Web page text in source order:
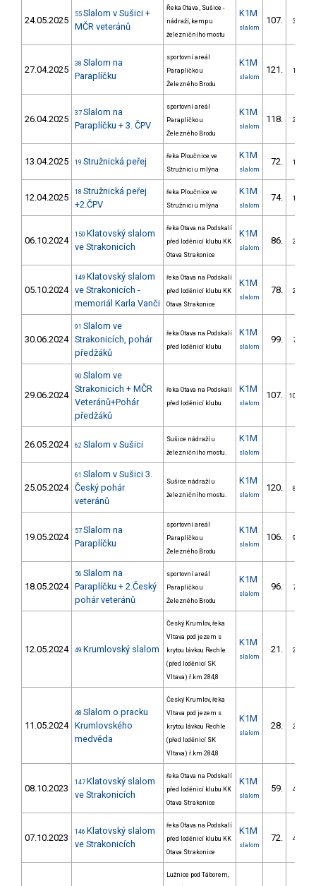
24.05.2025
55 Slalom v Sušici +
MČR veteránů
Řeka Otava , Sušice -
nádraží, kemp u
železničního mostu
K1M
slalom
107. 3/SV
27.04.2025
38 Slalom na
Paraplíčku
sportovní areál
Paraplíčko u
Železného Brodu
K1M
slalom
121. 1/SV
26.04.2025
37 Slalom na
Paraplíčku + 3. ČPV
sportovní areál
Paraplíčko u
Železného Brodu
K1M
slalom
118. 2/SV
13.04.2025 19 Stružnická peřej
řeka Ploučnice ve
Stružnici u mlýna
K1M
slalom
72. 1/SV
12.04.2025 18 Stružnická peřej
+2.ČPV
řeka Ploučnice ve
Stružnici u mlýna
K1M
slalom
74. 1/SV
06.10.2024
150 Klatovský slalom
ve Strakonicích
řeka Otava na Podskalí
před loděnicí klubu KK
Otava Strakonice
K1M
slalom
86. 2/VS
05.10.2024
149 Klatovský slalom
ve Strakonicích -
memoriál Karla Vanči
řeka Otava na Podskalí
před loděnicí klubu KK
Otava Strakonice
K1M
slalom
78. 2/VS
30.06.2024
91 Slalom ve
Strakonicích, pohár
předžáků
řeka Otava na Podskalí
před loděnicí klubu
K1M
slalom
99. 7/VS
29.06.2024
90 Slalom ve
Strakonicích + MČR
Veteránů+Pohár
předžáků
řeka Otava na Podskalí
před loděnicí klubu
K1M
slalom
107. 10/VS
26.05.2024 62 Slalom v Sušici
Sušice nádraží u
železničního mostu.
K1M
slalom
25.05.2024
61 Slalom v Sušici 3.
Český pohár
veteránů
Sušice nádraží u
železničního mostu.
K1M
slalom
120. 8/VS
19.05.2024
57 Slalom na
Paraplíčku
sportovní areál
Paraplíčko u
Železného Brodu
K1M
slalom
106. 9/VS
18.05.2024
56 Slalom na
Paraplíčku + 2.Český
pohár veteránů
sportovní areál
Paraplíčko u
Železného Brodu
K1M
slalom
96. 7/VS
12.05.2024 49 Krumlovský slalom
Český Krumlov, řeka
Vltava pod jezem s
krytou lávkou Rechle
(před loděnicí SK
Vltava) ř.km 284,8
K1M
slalom
21. 2/VS
11.05.2024
48 Slalom o pracku
Krumlovského
medvěda
Český Krumlov, řeka
Vltava pod jezem s
krytou lávkou Rechle
(před loděnicí SK
Vltava) ř.km 284,8
K1M
slalom
28. 2/VS
08.10.2023
147 Klatovský slalom
ve Strakonicích
řeka Otava na Podskalí
před loděnicí klubu KK
Otava Strakonice
K1M
slalom
59. 4/VS
07.10.2023
146 Klatovský slalom
ve Strakonicích
řeka Otava na Podskalí
před loděnicí klubu KK
Otava Strakonice
K1M
slalom
72. 4/VS
Lužnice pod Táborem,